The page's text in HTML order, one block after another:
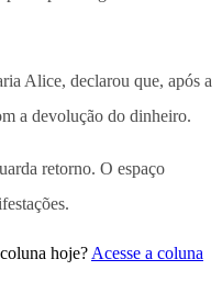
Alice, declarou que, após a
a devolução do dinheiro.
retorno. O espaço
hoje? Acesse a coluna